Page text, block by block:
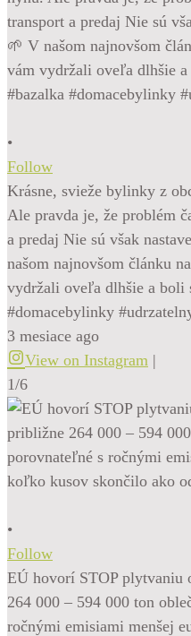
•
Follow
Krásne, svieže bylinky z
Ale pravda je, že problém
a predaj Nie sú však
našom najnovšom článku
vydržali oveľa dlhšie a boli
#domacebylinky
3 mesiace ago
View on Instagram |
1/6
•
Follow
EÚ hovorí STOP plytvaniu
264 000 – 594 000 ton
ročnými emisiami menšej